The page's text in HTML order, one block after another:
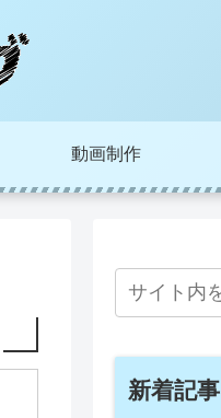
動画制作
新着記事